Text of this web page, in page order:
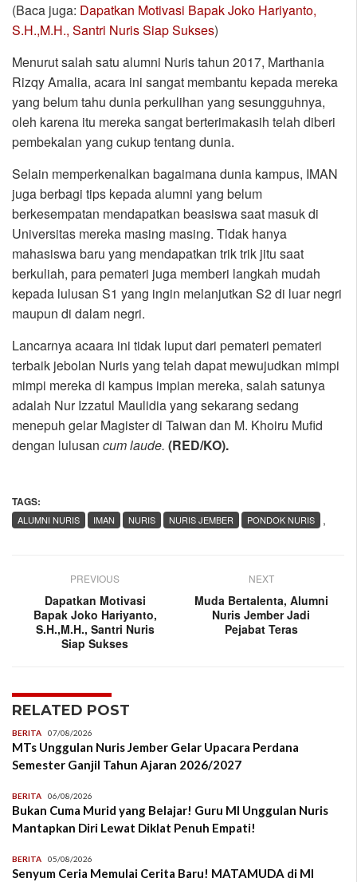
(Baca juga: Dapatkan Motivasi Bapak Joko Hariyanto,
S.H.,M.H., Santri Nuris Siap Sukses)
Menurut salah satu alumni Nuris tahun 2017, Marthania
Rizqy Amalia, acara ini sangat membantu kepada mereka
yang belum tahu dunia perkulihan yang sesungguhnya,
oleh karena itu mereka sangat berterimakasih telah diberi
pembekalan yang cukup tentang dunia.
Selain memperkenalkan bagaimana dunia kampus, IMAN
juga berbagi tips kepada alumni yang belum
berkesempatan mendapatkan beasiswa saat masuk di
Universitas mereka masing masing. Tidak hanya
mahasiswa baru yang mendapatkan trik trik jitu saat
berkuliah, para pemateri juga memberi langkah mudah
kepada lulusan S1 yang ingin melanjutkan S2 di luar negri
maupun di dalam negri.
Lancarnya acaara ini tidak luput dari pemateri pemateri
terbaik jebolan Nuris yang telah dapat mewujudkan mimpi
mimpi mereka di kampus impian mereka, salah satunya
adalah Nur Izzatul Maulidia yang sekarang sedang
menepuh gelar Magister di Taiwan dan M. Khoiru Mufid
dengan lulusan cum laude. (RED/KO).
TAGS:
,
ALUMNI NURIS IMAN NURIS NURIS JEMBER PONDOK NURIS
PREVIOUS
Dapatkan Motivasi
Bapak Joko Hariyanto,
S.H.,M.H., Santri Nuris
Siap Sukses
NEXT
Muda Bertalenta, Alumni
Nuris Jember Jadi
Pejabat Teras
RELATED POST
BERITA 07/08/2026
MTs Unggulan Nuris Jember Gelar Upacara Perdana
Semester Ganjil Tahun Ajaran 2026/2027
BERITA 06/08/2026
Bukan Cuma Murid yang Belajar! Guru MI Unggulan Nuris
Mantapkan Diri Lewat Diklat Penuh Empati!
BERITA 05/08/2026
Senyum Ceria Memulai Cerita Baru! MATAMUDA di MI